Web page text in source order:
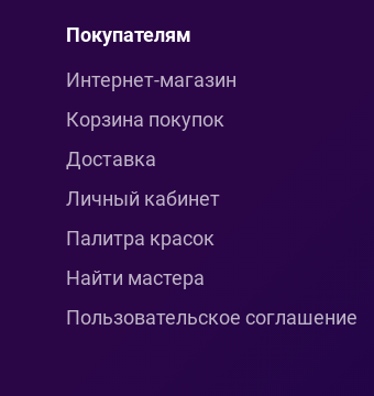
Покупателям
Интернет-магазин
Корзина покупок
Доставка
Личный кабинет
Палитра красок
Найти мастера
Пользовательское соглашение